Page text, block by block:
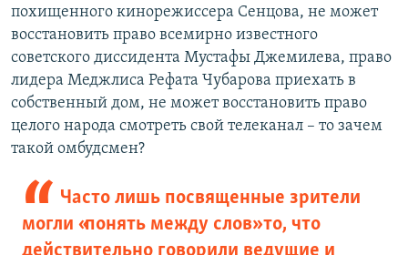
похищенного кинорежиссера Сенцова, не может
восстановить право всемирно известного
советского диссидента Мустафы Джемилева, право
лидера Меджлиса Рефата Чубарова приехать в
собственный дом, не может восстановить право
целого народа смотреть свой телеканал – то зачем
такой омбудсмен?
Часто лишь посвященные зрители
могли «понять между слов» то, что